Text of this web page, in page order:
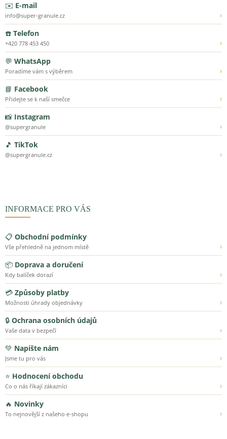
✉️ E-mail
info@super-granule.cz
›
☎️ Telefon
+420 778 453 450
›
💬 WhatsApp
Poradíme vám s výběrem
›
📘 Facebook
Přidejte se k naší smečce
›
📸 Instagram
@supergranule
›
🎵 TikTok
@supergranule.cz ›
INFORMACE PRO VÁS
📋 Obchodní podmínky
Vše přehledně na jednom místě
›
📦 Doprava a doručení
Kdy balíček dorazí
›
💳 Způsoby platby
Možnosti úhrady objednávky
›
🔒 Ochrana osobních údajů
Vaše data v bezpečí
›
💚 Napište nám
Jsme tu pro vás
›
⭐ Hodnocení obchodu
Co o nás říkají zákazníci
›
🔥 Novinky
To nejnovější z našeho e-shopu ›